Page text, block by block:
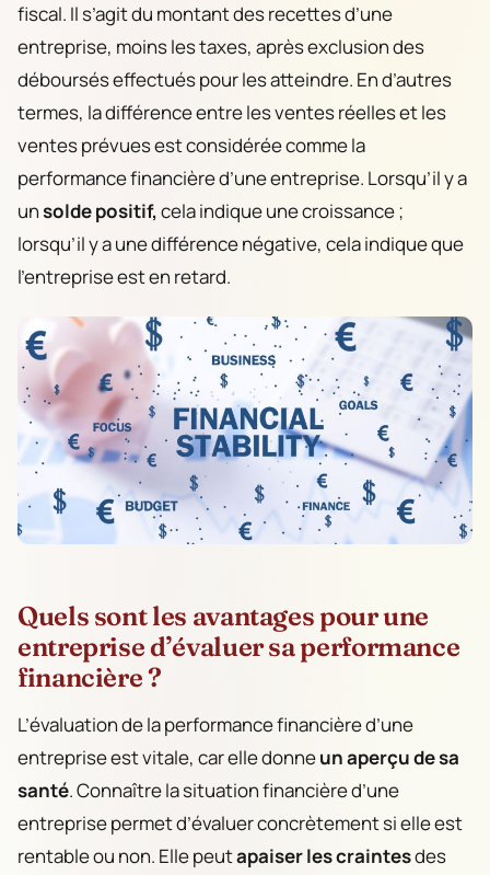
fiscal. Il s’agit du montant des recettes d’une
entreprise, moins les taxes, après exclusion des
déboursés effectués pour les atteindre. En d’autres
termes, la différence entre les ventes réelles et les
ventes prévues est considérée comme la
performance financière d’une entreprise. Lorsqu’il y a
unsolde positif,cela indique une croissance ;
lorsqu’il y a une différence négative, cela indique que
l’entreprise est en retard.
Quels sont les avantages pour une
entreprise d’évaluer sa performance
financière ?
L’évaluation de la performance financière d’une
entreprise est vitale, car elle donneun aperçu de sa
santé. Connaître la situation financière d’une
entreprise permet d’évaluer concrètement si elle est
rentable ou non. Elle peutapaiser les craintesdes